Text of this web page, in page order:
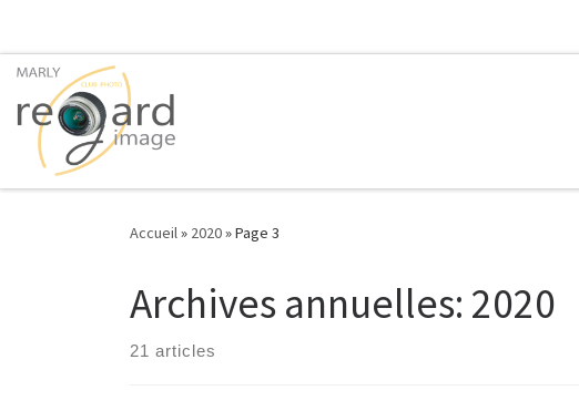
Accueil» 2020»Page 3
Archives annuelles: 2020
21 articles